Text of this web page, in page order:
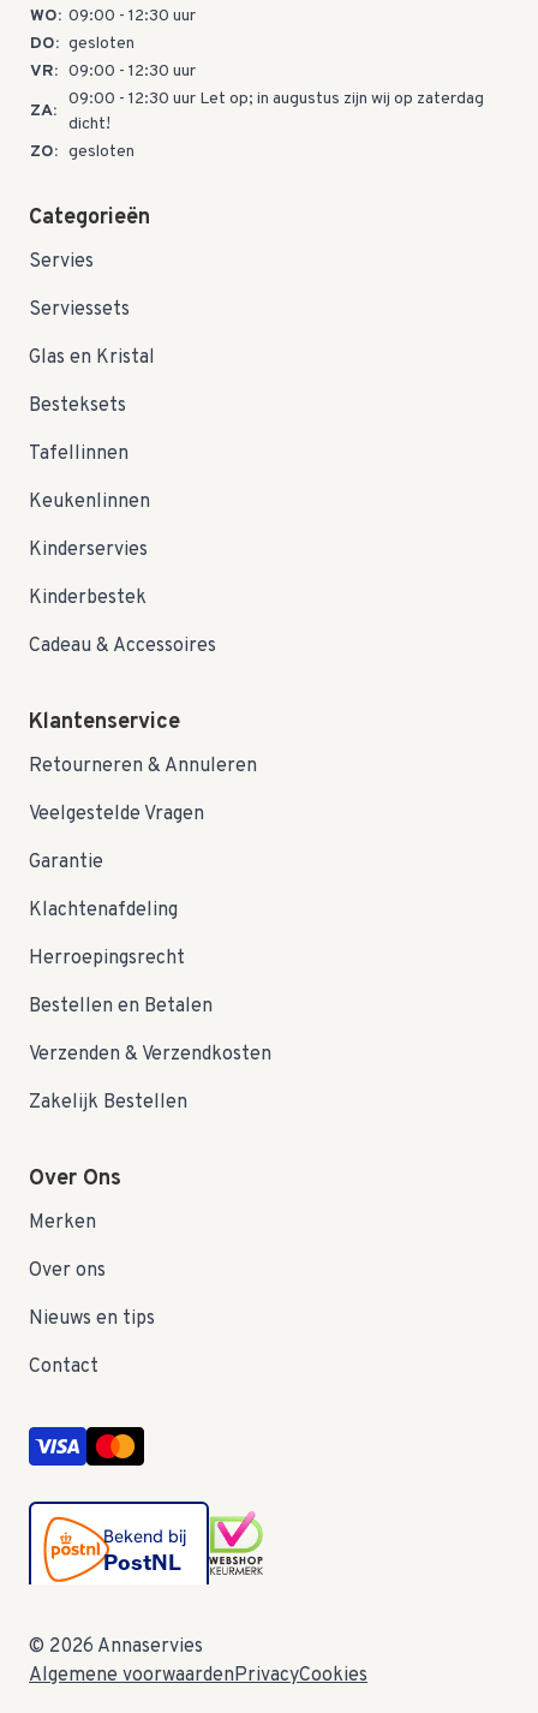
WO: 09:00 - 12:30 uur
DO: gesloten
VR: 09:00 - 12:30 uur
ZA:
09:00 - 12:30 uur Let op; in augustus zijn wij op zaterdag
dicht!
ZO: gesloten
Categorieën
Servies
Serviessets
Glas en Kristal
Besteksets
Tafellinnen
Keukenlinnen
Kinderservies
Kinderbestek
Cadeau & Accessoires
Klantenservice
Retourneren & Annuleren
Veelgestelde Vragen
Garantie
Klachtenafdeling
Herroepingsrecht
Bestellen en Betalen
Verzenden & Verzendkosten
Zakelijk Bestellen
Over Ons
Merken
Over ons
Nieuws en tips
Contact
© 2026 Annaservies
Algemene voorwaardenPrivacyCookies